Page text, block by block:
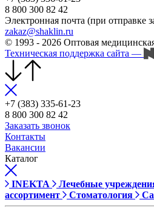
8 800 300 82 42
Электронная почта (при отправке
zakaz@shaklin.ru
© 1993 - 2026 Оптовая
Техническая поддержка сайта —
+7 (383) 335-61-23
8 800 300 82 42
Заказать звонок
Контакты
Вакансии
Каталог
INEKTA Лечебные
ассортимент
Стоматология